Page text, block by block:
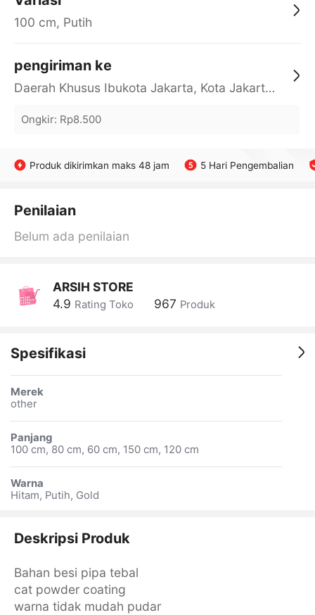
100 cm, Putih
pengiriman ke
Daerah Khusus Ibukota Jakarta, Kota Jakarta Barat, Cengkareng, yy
Ongkir: Rp8.500
Produk dikirimkan maks 48 jam 5 Hari Pengembalian
Penilaian
Belum ada penilaian
ARSIH STORE
4.9 Rating Toko 967 Produk
Spesifikasi
Merek
other
Panjang
100 cm, 80 cm, 60 cm, 150 cm, 120 cm
Warna
Hitam, Putih, Gold
Deskripsi Produk
Bahan besi pipa tebal
cat powder coating
warna tidak mudah pudar